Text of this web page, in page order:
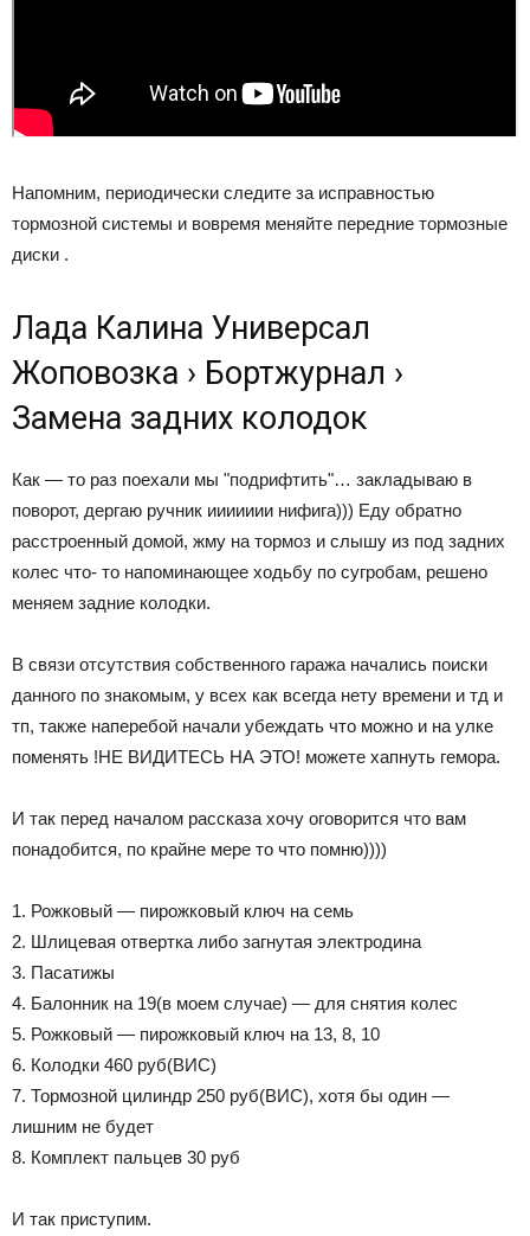
Напомним, периодически следите за исправностью
тормозной системы и вовремя меняйте передние тормозные
диски .
Лада Калина Универсал
Жоповозка › Бортжурнал ›
Замена задних колодок
Как — то раз поехали мы "подрифтить"… закладываю в
поворот, дергаю ручник иииииии нифига))) Еду обратно
расстроенный домой, жму на тормоз и слышу из под задних
колес что- то напоминающее ходьбу по сугробам, решено
меняем задние колодки.
В связи отсутствия собственного гаража начались поиски
данного по знакомым, у всех как всегда нету времени и тд и
тп, также наперебой начали убеждать что можно и на улке
поменять !НЕ ВИДИТЕСЬ НА ЭТО! можете хапнуть гемора.
И так перед началом рассказа хочу оговорится что вам
понадобится, по крайне мере то что помню))))
1. Рожковый — пирожковый ключ на семь
2. Шлицевая отвертка либо загнутая электродина
3. Пасатижы
4. Балонник на 19(в моем случае) — для снятия колес
5. Рожковый — пирожковый ключ на 13, 8, 10
6. Колодки 460 руб(ВИС)
7. Тормозной цилиндр 250 руб(ВИС), хотя бы один —
лишним не будет
8. Комплект пальцев 30 руб
И так приступим.